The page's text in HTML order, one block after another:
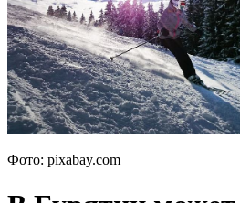
Фото: pixabay.com